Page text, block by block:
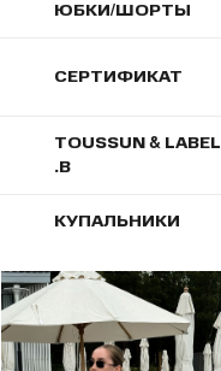
ЮБКИ/ШОРТЫ
СЕРТИФИКАТ
TOUSSUN & LABEL
.B
КУПАЛЬНИКИ